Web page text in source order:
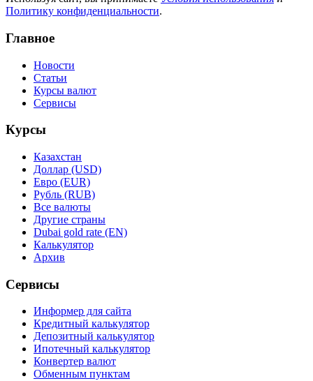
Политику конфиденциальности.
Главное
Новости
Статьи
Курсы валют
Сервисы
Курсы
Казахстан
Доллар (USD)
Евро (EUR)
Рубль (RUB)
Все валюты
Другие страны
Dubai gold rate (EN)
Калькулятор
Архив
Сервисы
Информер для сайта
Кредитный калькулятор
Депозитный калькулятор
Ипотечный калькулятор
Конвертер валют
Обменным пунктам